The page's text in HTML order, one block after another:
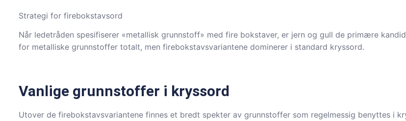
Strategi for firebokstavsord
Når ledetråden spesifiserer «metallisk grunnstoff» med fire bokstaver, er jern og gull de primære
for metalliske grunnstoffer totalt, men firebokstavsvariantene dominerer i standard kryssord.
Vanlige grunnstoffer i kryssord
Utover de firebokstavsvariantene finnes et bredt spekter av grunnstoffer som regelmessig benyttes i